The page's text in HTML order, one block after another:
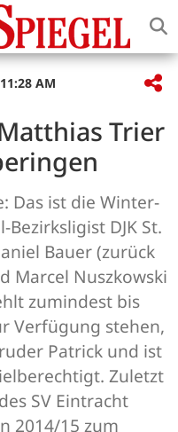
AM
Trier
Das ist die Winter-
DJK St.
Bauer (zurück
Marcel Nuszkowski
zumindest bis
Verfügung stehen,
Patrick und ist
Zuletzt
SV Eintracht
2014/15 zum